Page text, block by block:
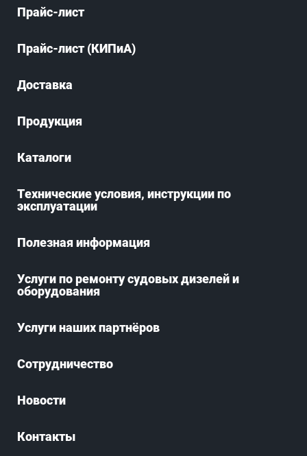
Прайс-лист
Прайс-лист (КИПиА)
Доставка
Продукция
Каталоги
Технические условия, инструкции по
эксплуатации
Полезная информация
Услуги по ремонту судовых дизелей и
оборудования
Услуги наших партнёров
Сотрудничество
Новости
Контакты